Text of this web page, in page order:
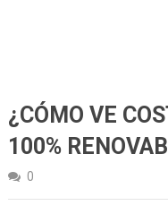
¿CÓMO VE
100%
0